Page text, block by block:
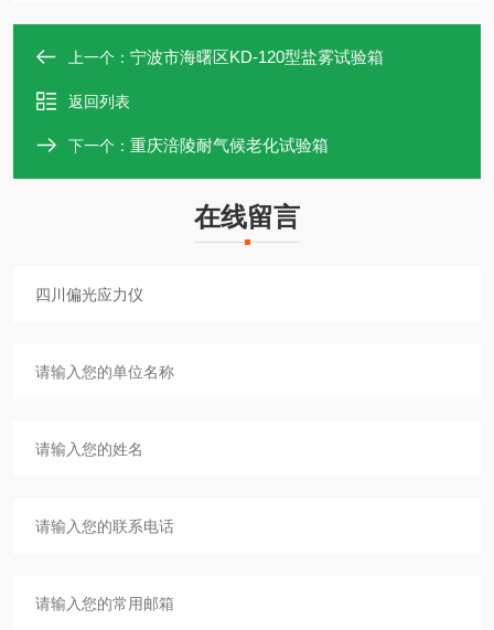
上一个： 宁波市海曙区KD-120型盐雾试验箱
返回列表
下一个： 重庆涪陵耐气候老化试验箱
在线留言